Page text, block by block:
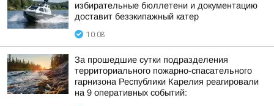
избирательные бюллетени и документацию
доставит безэкипажный катер
10:08
За прошедшие сутки подразделения
территориального пожарно-спасательного
гарнизона Республики Карелия реагировали
на 9 оперативных событий: